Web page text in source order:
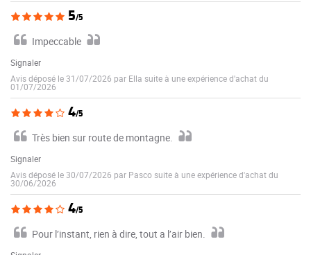
5/5
Impeccable
Signaler
Avis déposé le 31/07/2026 par Ella suite à une expérience d'achat du
01/07/2026
4/5
Très bien sur route de montagne.
Signaler
Avis déposé le 30/07/2026 par Pasco suite à une expérience d'achat du
30/06/2026
4/5
Pour l’instant, rien à dire, tout a l’air bien.